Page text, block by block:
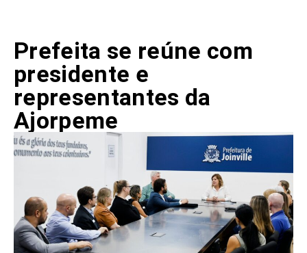
Prefeita se reúne com
presidente e
representantes da
Ajorpeme